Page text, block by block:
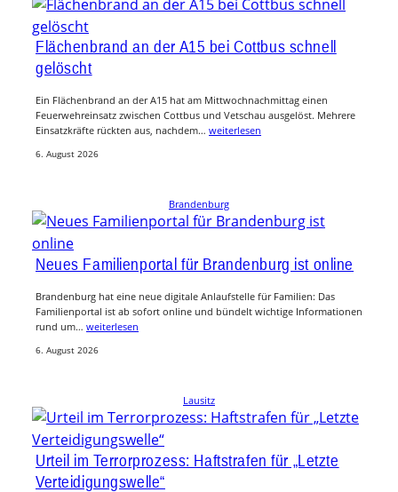
Flächenbrand an der A15 bei Cottbus schnell
gelöscht
Ein Flächenbrand an der A15 hat am Mittwochnachmittag einen
Feuerwehreinsatz zwischen Cottbus und Vetschau ausgelöst. Mehrere
Einsatzkräfte rückten aus, nachdem… weiterlesen
6. August 2026
Brandenburg
Neues Familienportal für Brandenburg ist online
Brandenburg hat eine neue digitale Anlaufstelle für Familien: Das
Familienportal ist ab sofort online und bündelt wichtige Informationen
rund um… weiterlesen
6. August 2026
Lausitz
Urteil im Terrorprozess: Haftstrafen für „Letzte
Verteidigungswelle“